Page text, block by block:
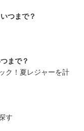
つまで？
まで？
ク！夏レジャーを計
す